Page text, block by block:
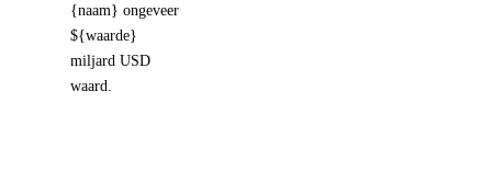
{naam} ongeveer
${waarde}
miljard USD
waard.